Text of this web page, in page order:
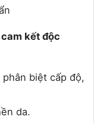
kết độc
biệt cấp độ,
da.